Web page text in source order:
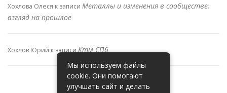
Хохлова Олеся к записи Металлы и изменения в сообществе:
взгляд на прошлое
Хохлов Юрий к записи Ктм СПб
Мы используем файлы
cookie. Они помогают
улучшать сайт и делать